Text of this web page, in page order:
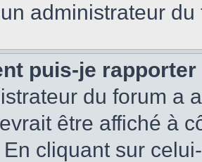
administrateur du
puis-je
du forum a
être affiché à
En cliquant sur